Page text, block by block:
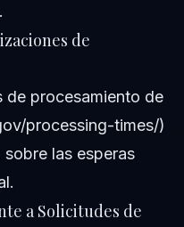
de
de procesamiento de
processing-times/)
las esperas
a Solicitudes de